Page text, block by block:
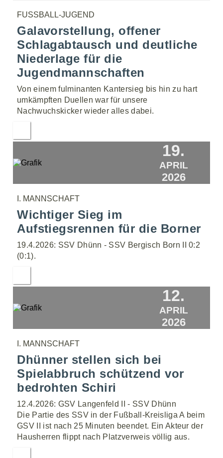
FUSSBALL-JUGEND
Galavorstellung, offener
Schlagabtausch und deutliche
Niederlage für die
Jugendmannschaften
Von einem fulminanten Kantersieg bis hin zu hart
umkämpften Duellen war für unsere
Nachwuchskicker wieder alles dabei.
19.
APRIL
2026
I. MANNSCHAFT
Wichtiger Sieg im
Aufstiegsrennen für die Borner
19.4.2026: SSV Dhünn - SSV Bergisch Born II 0:2
(0:1).
12.
APRIL
2026
I. MANNSCHAFT
Dhünner stellen sich bei
Spielabbruch schützend vor
bedrohten Schiri
12.4.2026: GSV Langenfeld II - SSV Dhünn
Die Partie des SSV in der Fußball-Kreisliga A beim
GSV II ist nach 25 Minuten beendet. Ein Akteur der
Hausherren flippt nach Platzverweis völlig aus.